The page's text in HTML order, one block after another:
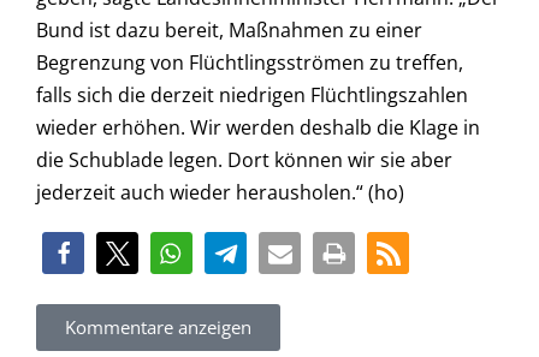
Bund ist dazu bereit, Maßnahmen zu einer
Begrenzung von Flüchtlingsströmen zu treffen,
falls sich die derzeit niedrigen Flüchtlingszahlen
wieder erhöhen. Wir werden deshalb die Klage in
die Schublade legen. Dort können wir sie aber
jederzeit auch wieder herausholen.“ (ho)
Kommentare anzeigen